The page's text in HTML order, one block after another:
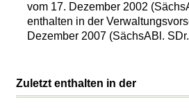
vom 17. Dezember 2002
enthalten in der
Dezember 2007 (SächsABl.
Zuletzt enthalten in der